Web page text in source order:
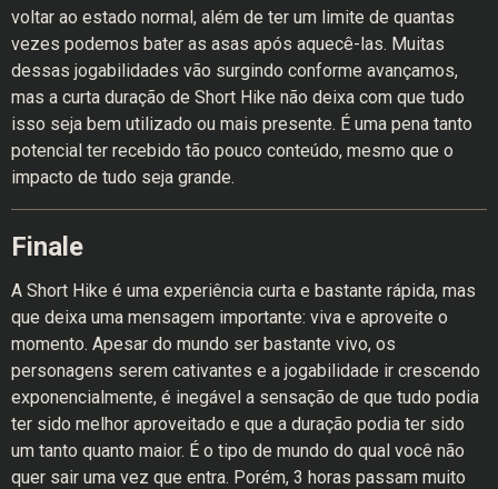
voltar ao estado normal, além de ter um limite de quantas
vezes podemos bater as asas após aquecê-las. Muitas
dessas jogabilidades vão surgindo conforme avançamos,
mas a curta duração de Short Hike não deixa com que tudo
isso seja bem utilizado ou mais presente. É uma pena tanto
potencial ter recebido tão pouco conteúdo, mesmo que o
impacto de tudo seja grande.
Finale
A Short Hike é uma experiência curta e bastante rápida, mas
que deixa uma mensagem importante: viva e aproveite o
momento. Apesar do mundo ser bastante vivo, os
personagens serem cativantes e a jogabilidade ir crescendo
exponencialmente, é inegável a sensação de que tudo podia
ter sido melhor aproveitado e que a duração podia ter sido
um tanto quanto maior. É o tipo de mundo do qual você não
quer sair uma vez que entra. Porém, 3 horas passam muito